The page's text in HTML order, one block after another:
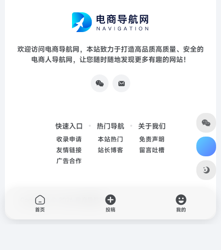
欢迎访问电商导航网，本站致力于打造高品质高质量、安全的
电商人导航网，让您随时随地发现更多有趣的网站！
快速入口
收录申请
友情链接
广告合作
热门导航
本站热门
站长博客
关于我们
免责声明
留言吐槽
Copyright © 2026
首页 投稿 我的